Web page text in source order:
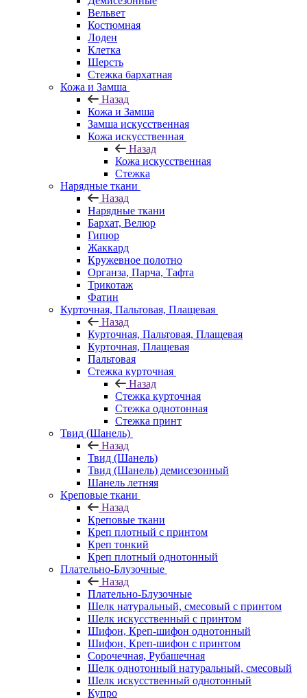
Вельвет
Костюмная
Лоден
Клетка
Шерсть
Стежка бархатная
Кожа и Замша
Назад
Кожа и Замша
Замша искусственная
Кожа искусственная
Назад
Кожа искусственная
Стежка
Нарядные ткани
Назад
Нарядные ткани
Бархат, Велюр
Гипюр
Жаккард
Кружевное полотно
Органза, Парча, Тафта
Трикотаж
Фатин
Курточная, Пальтовая, Плащевая
Назад
Курточная, Пальтовая, Плащевая
Курточная, Плащевая
Пальтовая
Стежка курточная
Назад
Стежка курточная
Стежка однотонная
Стежка принт
Твид (Шанель)
Назад
Твид (Шанель)
Твид (Шанель) демисезонный
Шанель летняя
Креповые ткани
Назад
Креповые ткани
Креп плотный с принтом
Креп тонкий
Креп плотный однотонный
Плательно-Блузочные
Назад
Плательно-Блузочные
Шелк натуральный, смесовый с принтом
Шелк искусственный с принтом
Шифон, Креп-шифон однотонный
Шифон, Креп-шифон с принтом
Сорочечная, Рубашечная
Шелк однотонный натуральный, смесовый
Шелк искусственный однотонный
Купро